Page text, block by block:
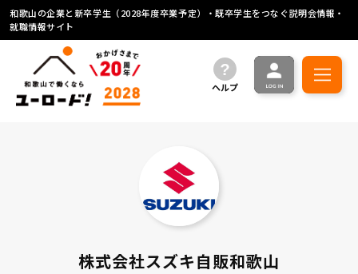
和歌山の企業と新卒学生（2028年度卒業予定）・既卒学生をつなぐ説明会情報・
就職情報サイト
ヘルプ
株式会社スズキ自販和歌山